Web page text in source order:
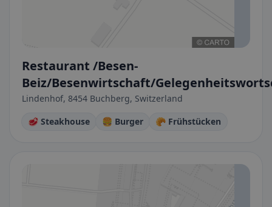
Restaurant /Besen-
Beiz/Besenwirtschaft/
Lindenhof, 8454 Buchberg, Switzerland
🥩 Steakhouse
🍔 Burger 🥐 Frühstücken